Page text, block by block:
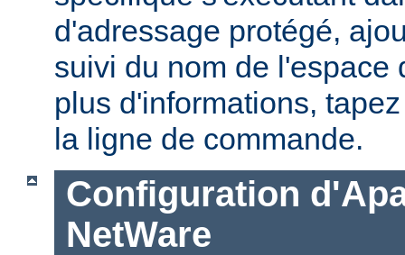
d'adressage protégé,
suivi du nom de l'espace
plus d'informations,
la ligne de commande.
Configuration
NetWare